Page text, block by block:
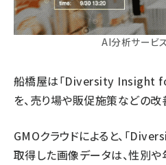
AI分析サービ
船橋屋は「Diversity Insight
を、売り場や販促施策などの改
GMOクラウドによると、「
取得した画像データは、性別